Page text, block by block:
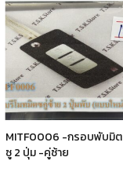
MITF0006 -กรอบพับมิต
ซู 2 ปุ่ม -คู่ซ้าย